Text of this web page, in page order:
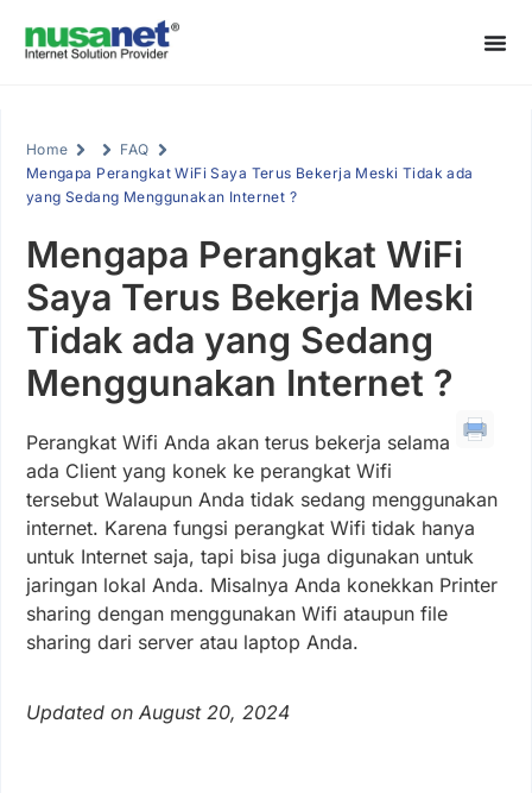
Home
FAQ
Mengapa Perangkat WiFi Saya Terus Bekerja Meski Tidak ada
yang Sedang Menggunakan Internet ?
Mengapa Perangkat WiFi
Saya Terus Bekerja Meski
Tidak ada yang Sedang
Menggunakan Internet ?
Perangkat Wifi Anda akan terus bekerja selama
ada Client yang konek ke perangkat Wifi
tersebut Walaupun Anda tidak sedang menggunakan
internet. Karena fungsi perangkat Wifi tidak hanya
untuk Internet saja, tapi bisa juga digunakan untuk
jaringan lokal Anda. Misalnya Anda konekkan Printer
sharing dengan menggunakan Wifi ataupun file
sharing dari server atau laptop Anda.
Updated on August 20, 2024